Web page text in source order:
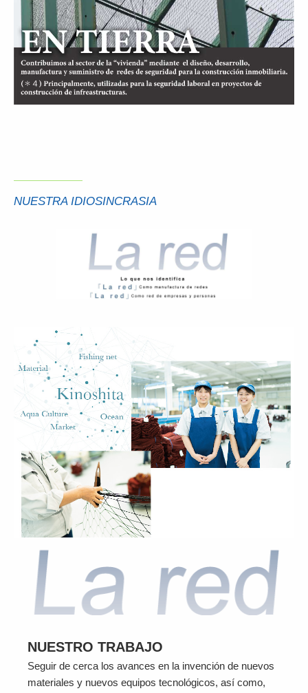
NUESTRA IDIOSINCRASIA
NUESTRO TRABAJO
Seguir de cerca los avances en la invención de nuevos
materiales y nuevos equipos tecnológicos, así como,